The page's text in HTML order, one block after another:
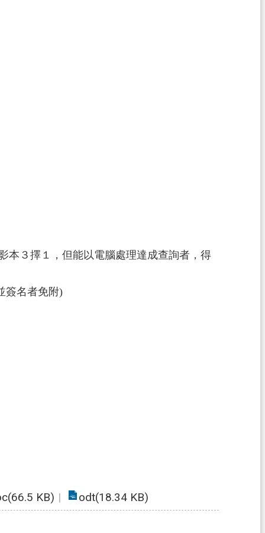
本３擇１，但能以電腦處理達成查詢者，得
簽名者免附)
KB) odt(18.34 KB)